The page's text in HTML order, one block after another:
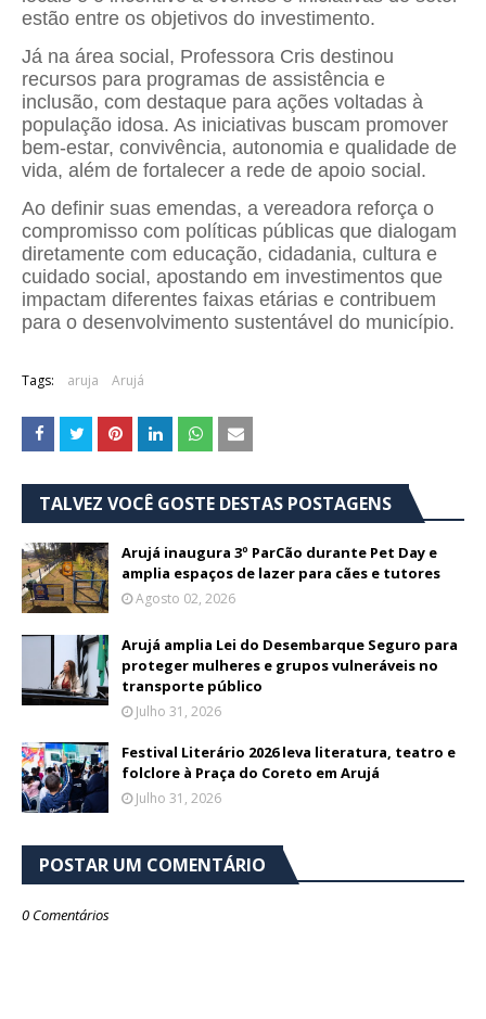
estão entre os objetivos do investimento.
Já na área social, Professora Cris destinou
recursos para programas de assistência e
inclusão, com destaque para ações voltadas à
população idosa. As iniciativas buscam promover
bem-estar, convivência, autonomia e qualidade de
vida, além de fortalecer a rede de apoio social.
Ao definir suas emendas, a vereadora reforça o
compromisso com políticas públicas que dialogam
diretamente com educação, cidadania, cultura e
cuidado social, apostando em investimentos que
impactam diferentes faixas etárias e contribuem
para o desenvolvimento sustentável do município.
Tags: aruja Arujá
TALVEZ VOCÊ GOSTE DESTAS POSTAGENS
Arujá inaugura 3º ParCão durante Pet Day e
amplia espaços de lazer para cães e tutores
Agosto 02, 2026
Arujá amplia Lei do Desembarque Seguro para
proteger mulheres e grupos vulneráveis no
transporte público
Julho 31, 2026
Festival Literário 2026 leva literatura, teatro e
folclore à Praça do Coreto em Arujá
Julho 31, 2026
POSTAR UM COMENTÁRIO
0 Comentários